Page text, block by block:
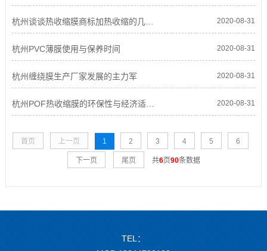
杭州谈谈热收缩膜商标加热收缩的几个常见问题 2020-08-31
杭州PVC薄膜使用与保养时间 2020-08-31
杭州缠绕膜生产厂家发展的主力军 2020-08-31
杭州POF热收缩膜的环保性与经济适应性 2020-08-31
首页 上一页 1 2 3 4 5 6
下一页 尾页 共6页90条数据
TEL：